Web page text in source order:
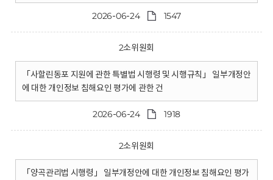
2026-06-24 1547
2소위원회
「사할린동포 지원에 관한 특별법 시행령 및 시행규칙」 일부개정안
에 대한 개인정보 침해요인 평가에 관한 건
2026-06-24 1918
2소위원회
「양곡관리법 시행령」 일부개정안에 대한 개인정보 침해요인 평가